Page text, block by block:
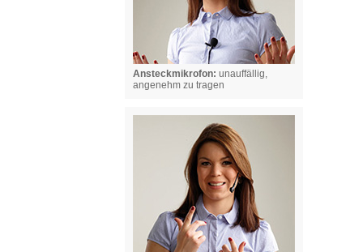
Ansteckmikrofon: unauffällig,
angenehm zu tragen